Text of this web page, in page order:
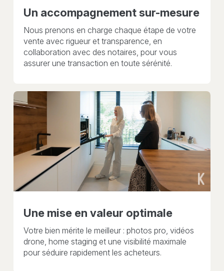
Un accompagnement sur-mesure
Nous prenons en charge chaque étape de votre
vente avec rigueur et transparence, en
collaboration avec des notaires, pour vous
assurer une transaction en toute sérénité.
Une mise en valeur optimale
Votre bien mérite le meilleur : photos pro, vidéos
drone, home staging et une visibilité maximale
pour séduire rapidement les acheteurs.